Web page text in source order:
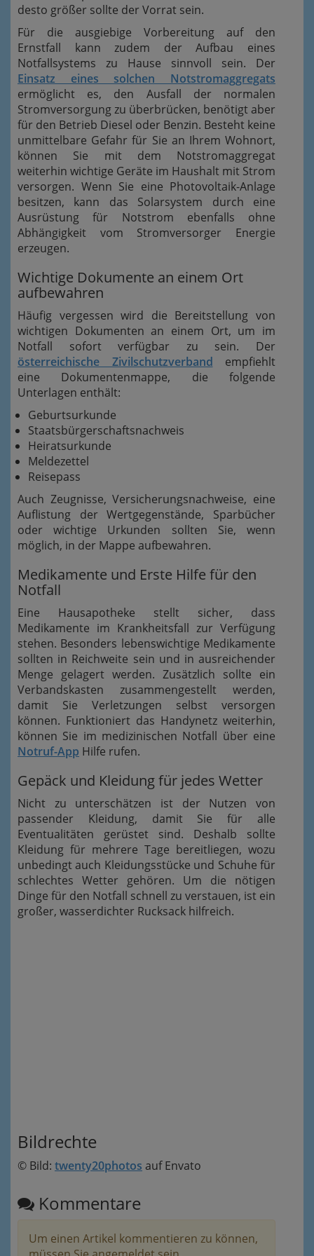
desto größer sollte der Vorrat sein.
Für die ausgiebige Vorbereitung auf den
Ernstfall kann zudem der Aufbau eines
Notfallsystems zu Hause sinnvoll sein. Der
Einsatz eines solchen Notstromaggregats
ermöglicht es, den Ausfall der normalen
Stromversorgung zu überbrücken, benötigt aber
für den Betrieb Diesel oder Benzin. Besteht keine
unmittelbare Gefahr für Sie an Ihrem Wohnort,
können Sie mit dem Notstromaggregat
weiterhin wichtige Geräte im Haushalt mit Strom
versorgen. Wenn Sie eine Photovoltaik-Anlage
besitzen, kann das Solarsystem durch eine
Ausrüstung für Notstrom ebenfalls ohne
Abhängigkeit vom Stromversorger Energie
erzeugen.
Wichtige Dokumente an einem Ort
aufbewahren
Häufig vergessen wird die Bereitstellung von
wichtigen Dokumenten an einem Ort, um im
Notfall sofort verfügbar zu sein. Der
österreichische Zivilschutzverband empfiehlt
eine Dokumentenmappe, die folgende
Unterlagen enthält:
Geburtsurkunde
Staatsbürgerschaftsnachweis
Heiratsurkunde
Meldezettel
Reisepass
Auch Zeugnisse, Versicherungsnachweise, eine
Auflistung der Wertgegenstände, Sparbücher
oder wichtige Urkunden sollten Sie, wenn
möglich, in der Mappe aufbewahren.
Medikamente und Erste Hilfe für den
Notfall
Eine Hausapotheke stellt sicher, dass
Medikamente im Krankheitsfall zur Verfügung
stehen. Besonders lebenswichtige Medikamente
sollten in Reichweite sein und in ausreichender
Menge gelagert werden. Zusätzlich sollte ein
Verbandskasten zusammengestellt werden,
damit Sie Verletzungen selbst versorgen
können. Funktioniert das Handynetz weiterhin,
können Sie im medizinischen Notfall über eine
Notruf-App Hilfe rufen.
Gepäck und Kleidung für jedes Wetter
Nicht zu unterschätzen ist der Nutzen von
passender Kleidung, damit Sie für alle
Eventualitäten gerüstet sind. Deshalb sollte
Kleidung für mehrere Tage bereitliegen, wozu
unbedingt auch Kleidungsstücke und Schuhe für
schlechtes Wetter gehören. Um die nötigen
Dinge für den Notfall schnell zu verstauen, ist ein
großer, wasserdichter Rucksack hilfreich.
Bildrechte
© Bild: twenty20photos auf Envato
Kommentare
Um einen Artikel kommentieren zu können,